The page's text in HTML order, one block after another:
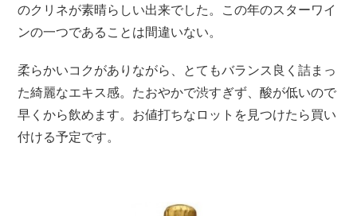
のクリネが素晴らしい出来でした。この年のスターワイ
ンの一つであることは間違いない。
柔らかいコクがありながら、とてもバランス良く詰まっ
た綺麗なエキス感。たおやかで渋すぎず、酸が低いので
早くから飲めます。お値打ちなロットを見つけたら買い
付ける予定です。